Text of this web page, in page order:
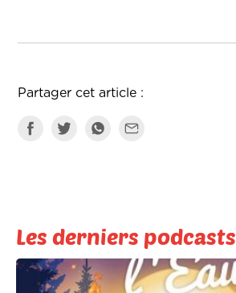
Partager cet article :
Les derniers podcasts